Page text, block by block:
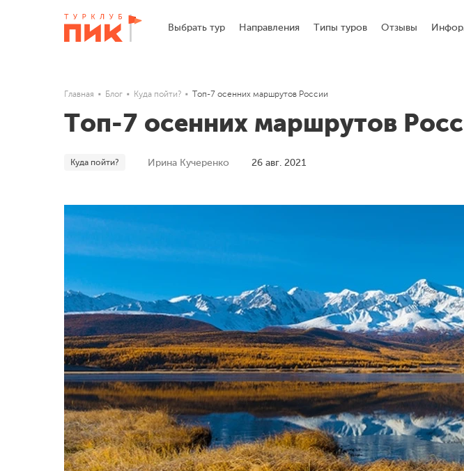
Выбрать тур Направления Типы туров Отзывы
Главная Блог Куда пойти? Топ-7 осенних маршрутов России
Топ-7 осенних маршрутов
Куда пойти? Ирина Кучеренко 26 авг. 2021